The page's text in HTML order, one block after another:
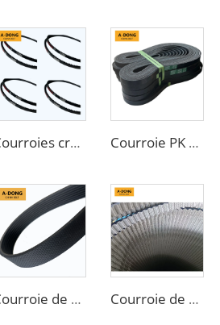
Courroies crantées A-DONG Hautes performances pour transmission Courroie PK en matériau CR-EPDM, garantie qualité, courroie poly-V crantée automobile
Courroie de ventilateur PK A-DONG Pièces détachées automobiles 4PK954 MD308925 pour Daewoo et Chevrolet Courroie de transmission synchrone en HNBR pour automobile